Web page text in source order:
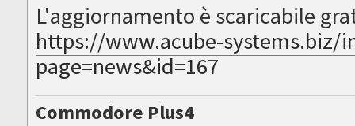
L'aggiornamento è scaricabile
https://www.acube-systems.biz/
page=news&id=167
Commodore Plus4